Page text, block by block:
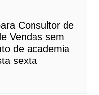
Consultor de
Vendas sem
de academia
sexta